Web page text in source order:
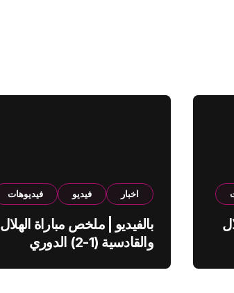
اخبار فيديو فيديوهات
بالفيديو | ملخص مباراة الهلال
والقادسية (1-2) الدوري